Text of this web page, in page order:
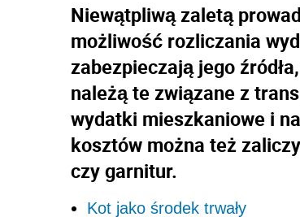
Niewątpliwą zaletą
możliwość rozliczania
zabezpieczają jego
należą te związane z
wydatki mieszkaniowe i
kosztów można też
czy garnitur.
Kot jako środek trwały